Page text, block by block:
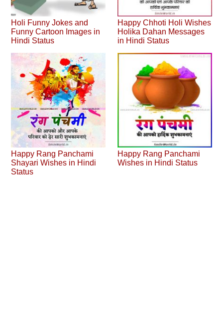
Holi Funny Jokes and
Funny Cartoon Images in
Hindi Status
Happy Chhoti Holi Wishes
Holika Dahan Messages
in Hindi Status
Happy Rang Panchami
Shayari Wishes in Hindi
Status
Happy Rang Panchami
Wishes in Hindi Status